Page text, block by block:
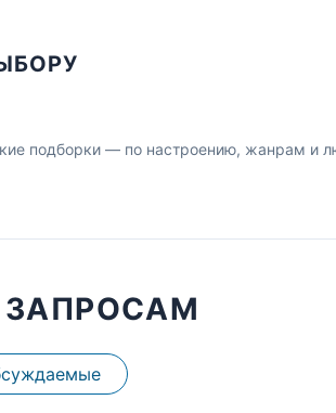
подборки — по настроению, жанрам и